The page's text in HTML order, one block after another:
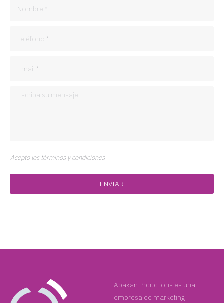
Acepto los términos y condiciones
Abakan Prductions es una
empresa de marketing